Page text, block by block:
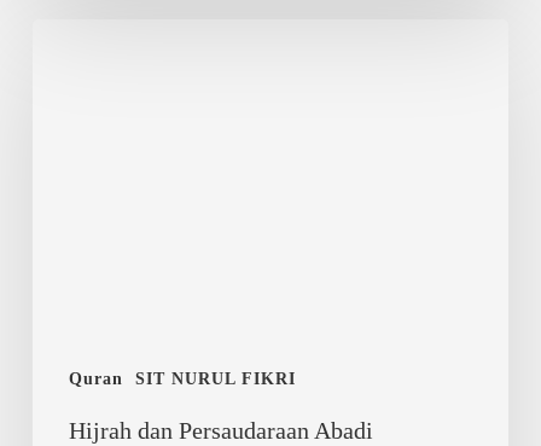
Quran SIT NURUL FIKRI
Hijrah dan Persaudaraan Abadi